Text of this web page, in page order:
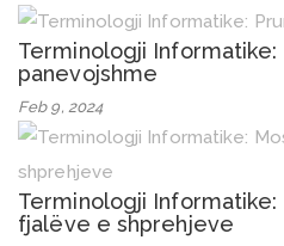
Terminologji Informatike:
panevojshme
Feb 9, 2024
Terminologji
fjalëve e shprehjeve